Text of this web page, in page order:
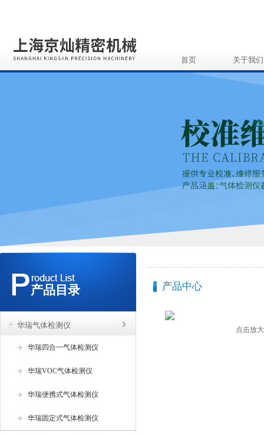
首页 关于我们
产品目录
华瑞气体检测仪
华瑞四合一气体检测仪
华瑞VOC气体检测仪
华瑞便携式气体检测仪
华瑞固定式气体检测仪
产品中心
点击放大